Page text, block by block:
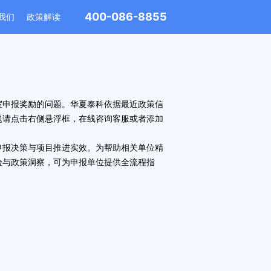
400-086-8855
们 政策解读
申报奖励的问题。华夏泰科依据最近政策信
点击右侧悬浮框，在线咨询客服或者添加
决策与项目推进实效。为帮助相关单位精
政策洞察，可为申报单位提供全流程指